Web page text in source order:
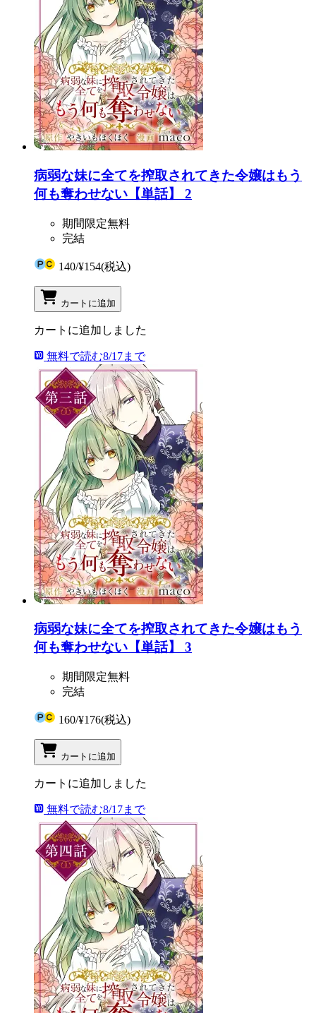
病弱な妹に全てを搾取されてきた令嬢はもう
何も奪わせない【単話】 2
期間限定無料
完結
140/¥154(税込)
カートに追加
カートに追加しました
無料で読む8/17まで
病弱な妹に全てを搾取されてきた令嬢はもう
何も奪わせない【単話】 3
期間限定無料
完結
160/¥176(税込)
カートに追加
カートに追加しました
無料で読む8/17まで